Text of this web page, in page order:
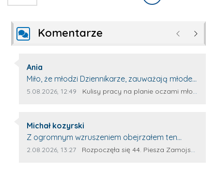
Komentarze Poprzednie
Autor komentarza:
Ania
Treść komentarza:
Miło, że młodzi Dziennikarze, zauważają młode
talenty, które dopiero wkraczają na rynek
który przeprowadzi Pan Artur.
Data dodania komentarza:
5.08.2026, 12:49 Źródło komentarza:
Kulisy pracy na planie oczami młodego filmowca
Autor komentarza:
Michał kozyrski
Treść komentarza:
Z ogromnym wzruszeniem obejrzałem ten
materiał. ❤️ Jestem naprawdę dumny z Ewy
Data dodania komentarza:
2.08.2026, 13:27 Źródło komentarza:
Rozpoczęła się 44. Piesza Zamojsko-Lubaczowska Pielgrzymka na Jasną Górę!